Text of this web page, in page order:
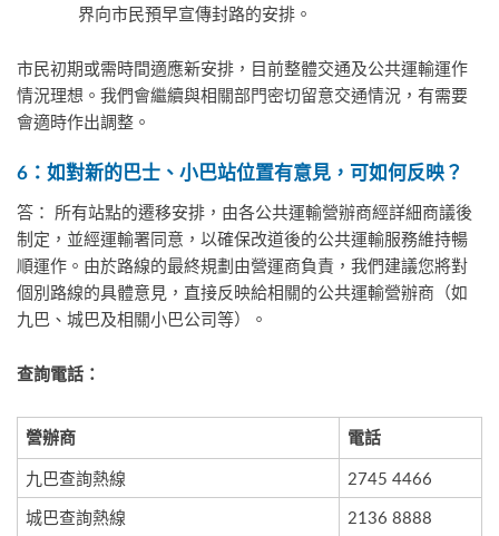
界向市民預早宣傳封路的安排。
市民初期或需時間適應新安排，目前整體交通及公共運輸運作
情況理想。我們會繼續與相關部門密切留意交通情況，有需要
會適時作出調整。
6：如對新的巴士、小巴站位置有意見，可如何反映？
答： 所有站點的遷移安排，由各公共運輸營辦商經詳細商議後
制定，並經運輸署同意，以確保改道後的公共運輸服務維持暢
順運作。由於路線的最終規劃由營運商負責，我們建議您將對
個別路線的具體意見，直接反映給相關的公共運輸營辦商（如
九巴、城巴及相關小巴公司等）。
查詢電話：
營辦商 電話
九巴查詢熱線
2745 4466
城巴查詢熱線
2136 8888